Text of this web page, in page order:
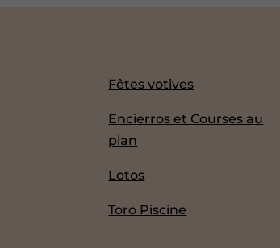
Fêtes votives
Encierros et Courses au
plan
Lotos
Toro Piscine